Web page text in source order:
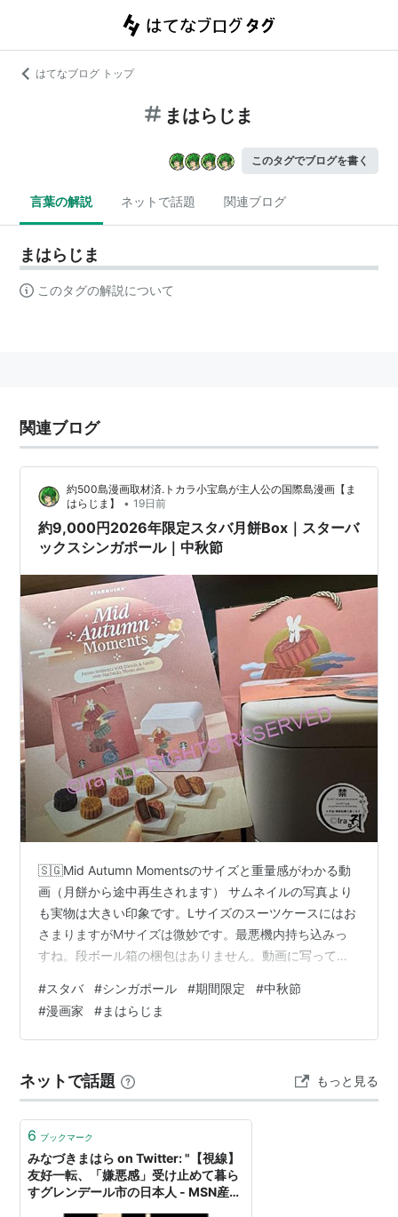
はてなブログ トップ
まはらじま
このタグでブログを書く
言葉の解説 ネットで話題 関連ブログ
まはらじま
このタグの解説について
関連ブログ
約500島漫画取材済.トカラ小宝島が主人公の国際島漫画【ま
はらじま】
• 19日前
約9,000円2026年限定スタバ月餅Box｜スターバ
ックスシンガポール｜中秋節
🇸🇬Mid Autumn Momentsのサイズと重量感がわかる動
画（月餅から途中再生されます） サムネイルの写真より
も実物は大きい印象です。Lサイズのスーツケースにはお
さまりますがMサイズは微妙です。最悪機内持ち込みっ
すね。段ボール箱の梱包はありません。動画に写ってい
てください。 🇸🇬2026年シンガポール限定:月餅（ムー
ンケーキ）価格一覧表 約9,000円2026年限定スタバ月餅
Box｜スターバックスシンガポール｜中秋節 - 国際島漫画
重量感がわかる動画。サムネイルの写真より…
#スタバ #シンガポール #期間限定 #中秋節
#漫画家 #まはらじま
ネットで話題 もっと見る
6 ブックマーク
みなづきまはら on Twitter: "【視線】
友好一転、「嫌悪感」受け止めて暮ら
すグレンデール市の日本人 - MSN産経